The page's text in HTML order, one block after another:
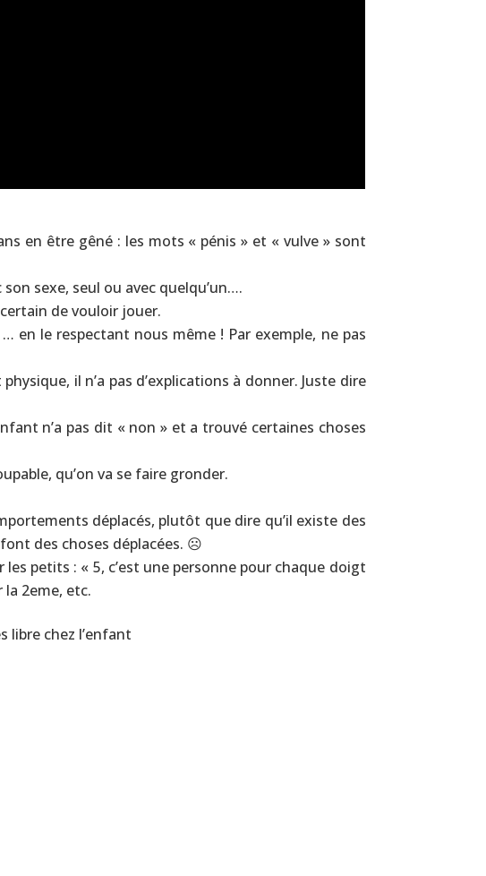
en être gêné : les mots « pénis » et « vulve » sont
sexe, seul ou avec quelqu’un….
de vouloir jouer.
en le respectant nous même ! Par exemple, ne pas
il n’a pas d’explications à donner. Juste dire
n’a pas dit « non » et a trouvé certaines choses
qu’on va se faire gronder.
déplacés, plutôt que dire qu’il existe des
des choses déplacées. ☹
petits : « 5, c’est une personne pour chaque doigt
la 2eme, etc.
libre chez l’enfant